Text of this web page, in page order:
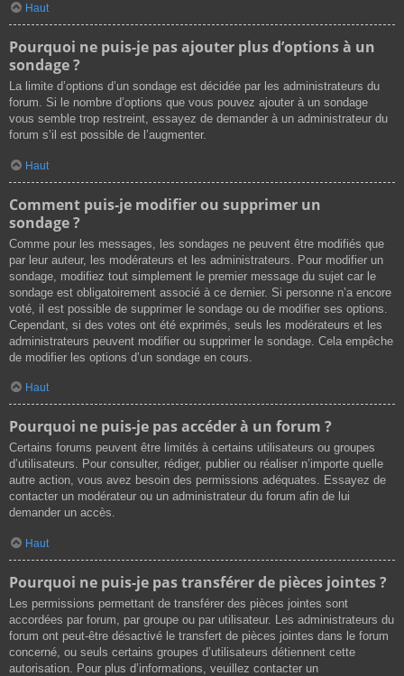
Haut
Pourquoi ne puis-je pas ajouter plus d’options à un
sondage ?
La limite d’options d’un sondage est décidée par les administrateurs du
forum. Si le nombre d’options que vous pouvez ajouter à un sondage
vous semble trop restreint, essayez de demander à un administrateur du
forum s’il est possible de l’augmenter.
Haut
Comment puis-je modifier ou supprimer un
sondage ?
Comme pour les messages, les sondages ne peuvent être modifiés que
par leur auteur, les modérateurs et les administrateurs. Pour modifier un
sondage, modifiez tout simplement le premier message du sujet car le
sondage est obligatoirement associé à ce dernier. Si personne n’a encore
voté, il est possible de supprimer le sondage ou de modifier ses options.
Cependant, si des votes ont été exprimés, seuls les modérateurs et les
administrateurs peuvent modifier ou supprimer le sondage. Cela empêche
de modifier les options d’un sondage en cours.
Haut
Pourquoi ne puis-je pas accéder à un forum ?
Certains forums peuvent être limités à certains utilisateurs ou groupes
d’utilisateurs. Pour consulter, rédiger, publier ou réaliser n’importe quelle
autre action, vous avez besoin des permissions adéquates. Essayez de
contacter un modérateur ou un administrateur du forum afin de lui
demander un accès.
Haut
Pourquoi ne puis-je pas transférer de pièces jointes ?
Les permissions permettant de transférer des pièces jointes sont
accordées par forum, par groupe ou par utilisateur. Les administrateurs du
forum ont peut-être désactivé le transfert de pièces jointes dans le forum
concerné, ou seuls certains groupes d’utilisateurs détiennent cette
autorisation. Pour plus d’informations, veuillez contacter un